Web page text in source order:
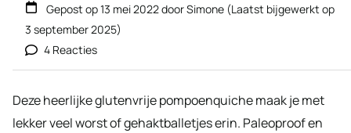
Gepost op13 mei 2022doorSimone (Laatst bijgewerkt op
3 september 2025)
4 Reacties
Deze heerlijke glutenvrije pompoenquiche maak je met
lekker veel worst of gehaktballetjes erin. Paleoproof en